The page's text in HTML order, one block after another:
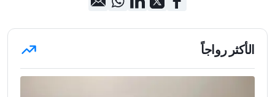
الأكثر رواجاً